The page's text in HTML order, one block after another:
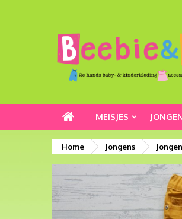
MEISJES
Home Jongens